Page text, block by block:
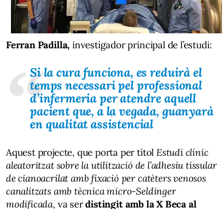
Ferran Padilla, investigador principal de l’estudi:
Si la cura funciona, es reduirà el
temps necessari pel professional
d’infermeria per atendre aquell
pacient que, a la vegada, guanyarà
en qualitat assistencial
Aquest projecte, que porta per títol Estudi clínic
aleatoritzat sobre la utilització de l’adhesiu tissular
de cianoacrilat amb fixació per catèters venosos
canalitzats amb tècnica micro-Seldinger
modificada, va serdistingit amb la X Beca al